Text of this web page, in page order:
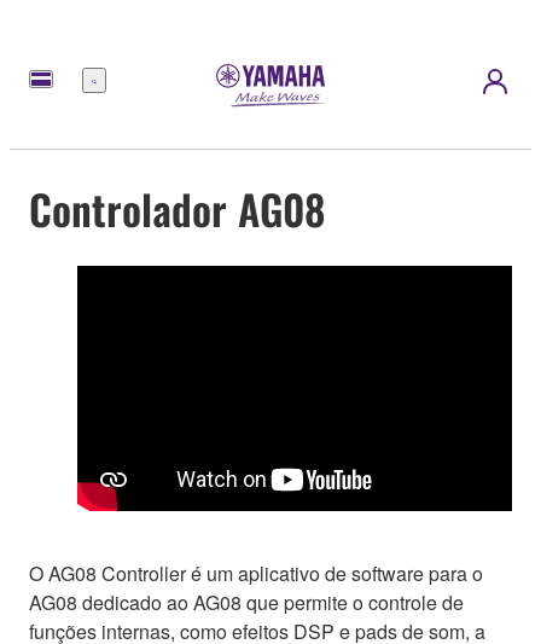
Menu
Controlador AG08
O AG08 Controller é um aplicativo de software para o
AG08 dedicado ao AG08 que permite o controle de
funções internas, como efeitos DSP e pads de som, a